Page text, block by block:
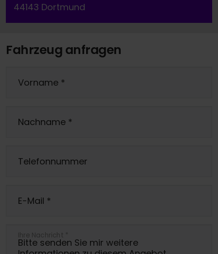
44143 Dortmund
Fahrzeug anfragen
Vorname *
Nachname *
Telefonnummer
E-Mail *
Ihre Nachricht *